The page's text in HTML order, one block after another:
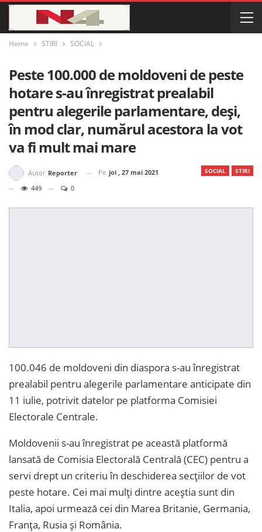
Home STIRI SOCIAL
Peste 100.000 de moldoveni de peste
hotare s-au înregistrat prealabil
pentru alegerile parlamentare, deși,
în mod clar, numărul acestora la vot
va fi mult mai mare
SOCIAL STIRI
Autor Reporter Pe joi , 27 mai 2021
449
0
100.046 de moldoveni din diaspora s-au înregistrat
prealabil pentru alegerile parlamentare anticipate din
11 iulie, potrivit datelor pe platforma Comisiei
Electorale Centrale.
Moldovenii s-au înregistrat pe această platformă
lansată de Comisia Electorală Centrală (CEC) pentru a
servi drept un criteriu în deschiderea secțiilor de vot
peste hotare. Cei mai mulți dintre aceștia sunt din
Italia, apoi urmează cei din Marea Britanie, Germania,
Franța, Rusia și România.